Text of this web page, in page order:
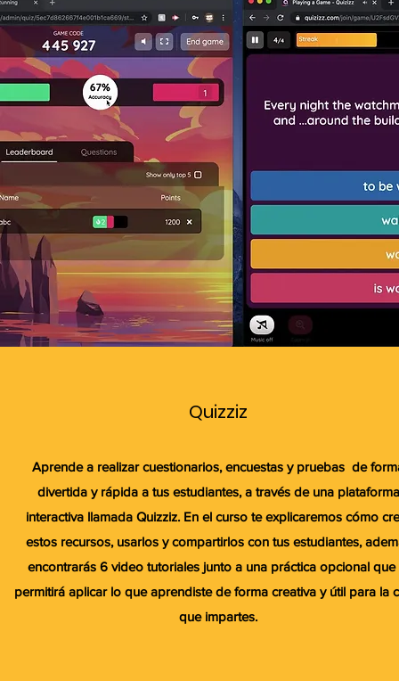
Quizziz
Aprende a realizar cuestionarios, encuestas y pruebas de
divertida y rápida a tus estudiantes, a través de una plataforma
interactiva llamada Quizziz. En el curso te explicaremos cómo
estos recursos, usarlos y compartirlos con tus estudiantes,
encontrarás 6 video tutoriales junto a una práctica opcional que
permitirá aplicar lo que aprendiste de forma creativa y útil para la
que impartes.